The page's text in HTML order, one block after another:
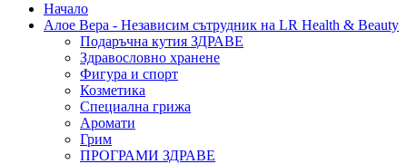
Начало
Алое Вера - Независим сътрудник на LR Health & Beauty
Подаръчна кутия ЗДРАВЕ
Здравословно хранене
Фигура и спорт
Козметика
Специална грижа
Аромати
Грим
ПРОГРАМИ ЗДРАВЕ